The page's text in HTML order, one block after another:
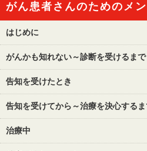
がん患者さんのためのメ
はじめに
がんかも知れない～診断を受けるまで
告知を受けたとき
告知を受けてから～治療を決心する
治療中